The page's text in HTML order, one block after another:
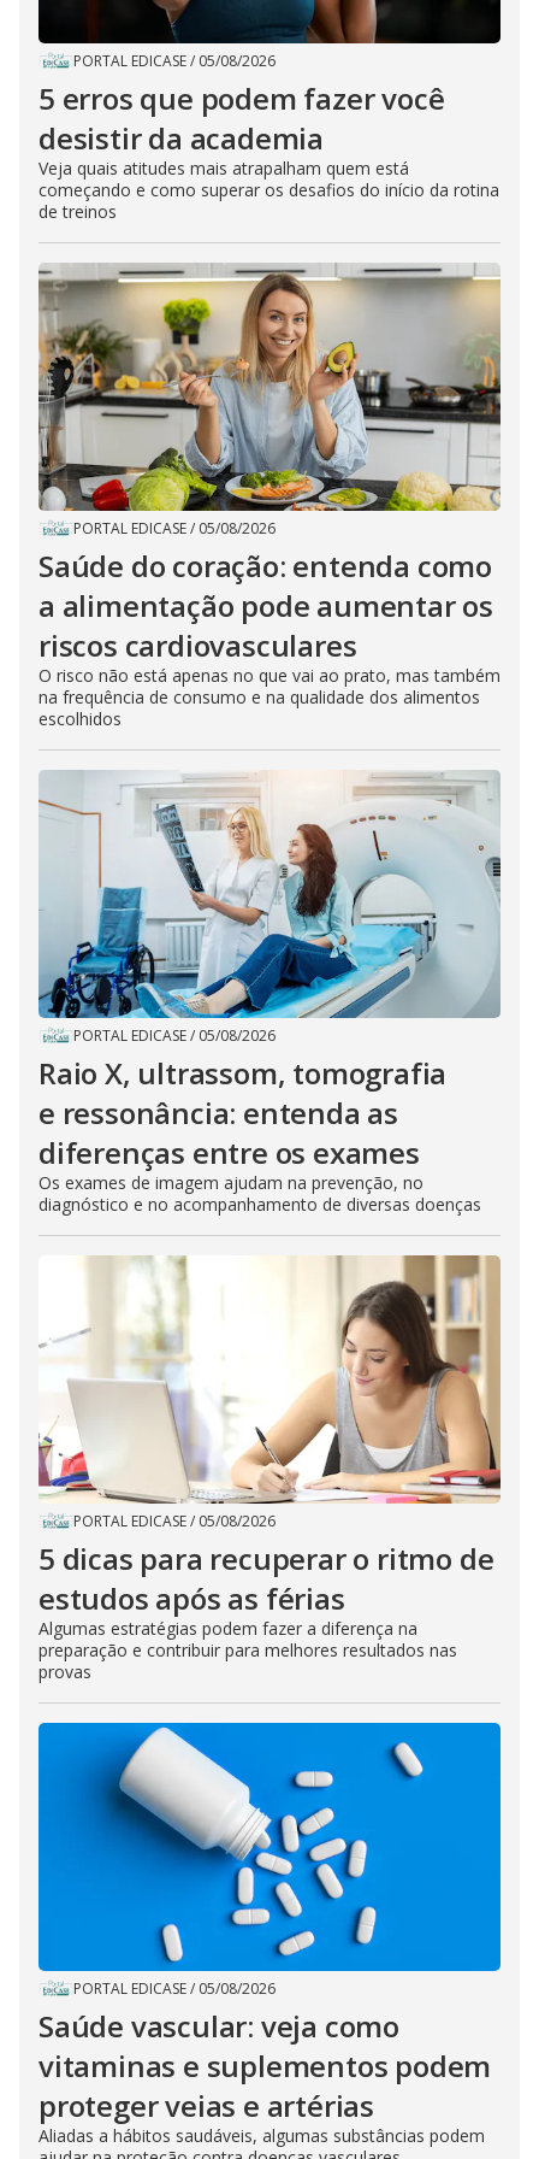
PORTAL EDICASE/ 05/08/2026
5 erros que podem fazer você
desistir da academia
Veja quais atitudes mais atrapalham quem está
começando e como superar os desafios do início da rotina
de treinos
PORTAL EDICASE/ 05/08/2026
Saúde do coração: entenda como
a alimentação pode aumentar os
riscos cardiovasculares
O risco não está apenas no que vai ao prato, mas também
na frequência de consumo e na qualidade dos alimentos
escolhidos
PORTAL EDICASE/ 05/08/2026
Raio X, ultrassom, tomografia
e ressonância: entenda as
diferenças entre os exames
Os exames de imagem ajudam na prevenção, no
diagnóstico e no acompanhamento de diversas doenças
PORTAL EDICASE/ 05/08/2026
5 dicas para recuperar o ritmo de
estudos após as férias
Algumas estratégias podem fazer a diferença na
preparação e contribuir para melhores resultados nas
provas
PORTAL EDICASE/ 05/08/2026
Saúde vascular: veja como
vitaminas e suplementos podem
proteger veias e artérias
Aliadas a hábitos saudáveis, algumas substâncias podem